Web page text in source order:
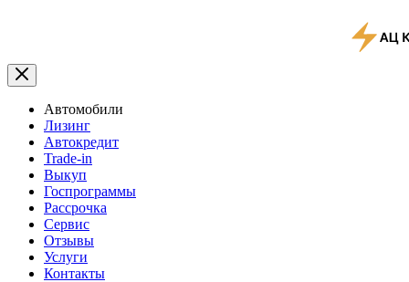
Автомобили
Лизинг
Автокредит
Trade-in
Выкуп
Госпрограммы
Рассрочка
Сервис
Отзывы
Услуги
Контакты